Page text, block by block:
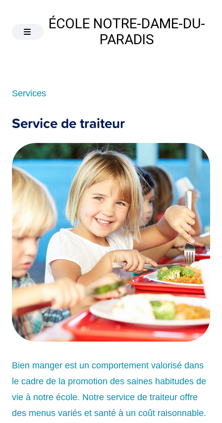
ÉCOLE NOTRE-DAME-DU-
PARADIS
Services
Service de traiteur
Bien manger est un comportement valorisé dans
le cadre de la promotion des saines habitudes de
vie à notre école. Notre service de traiteur offre
des menus variés et santé à un coût raisonnable.